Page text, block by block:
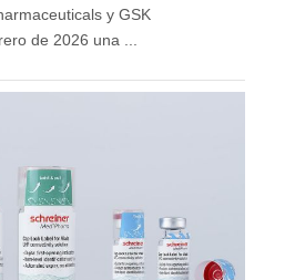
y GSK
de 2026 una ...